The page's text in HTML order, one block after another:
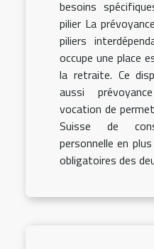
besoins
pilier La
piliers
occupe une place
la retraite. Ce
aussi
vocation de
Suisse de
personnelle en
obligatoires des